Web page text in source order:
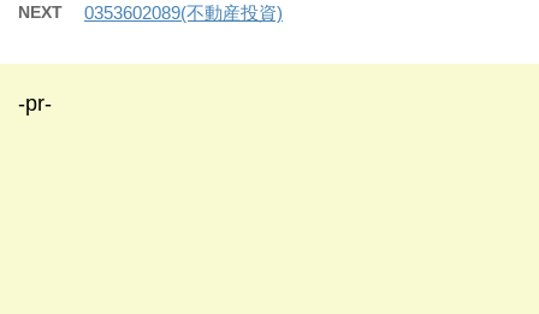
NEXT 0353602089(不動産投資)
-pr-